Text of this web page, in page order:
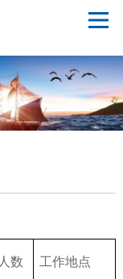
人数 工作地点